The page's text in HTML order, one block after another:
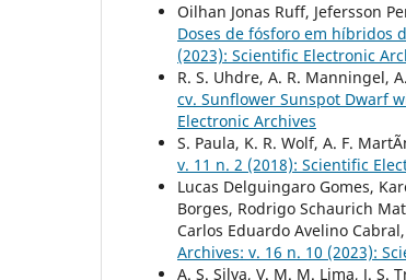
Oilhan Jonas Ruff, Jefersson
Doses de fósforo em híbridos
(2023): Scientific Electronic
R. S. Uhdre, A. R. Manningel,
cv. Sunflower Sunspot Dwarf
Electronic Archives
S. Paula, K. R. Wolf, A. F.
v. 11 n. 2 (2018): Scientific
Lucas Delguingaro Gomes,
Borges, Rodrigo Schaurich
Carlos Eduardo Avelino Cabral,
Archives: v. 16 n. 10 (2023):
A. S. Silva, V. M. M. Lima, J. S.